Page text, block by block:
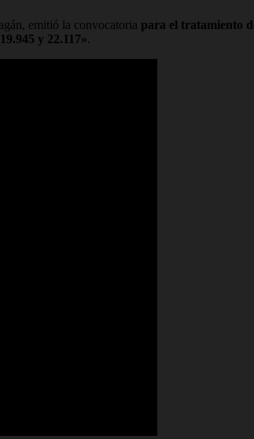
emitió la convocatoria para el tratamiento
y 22.117».